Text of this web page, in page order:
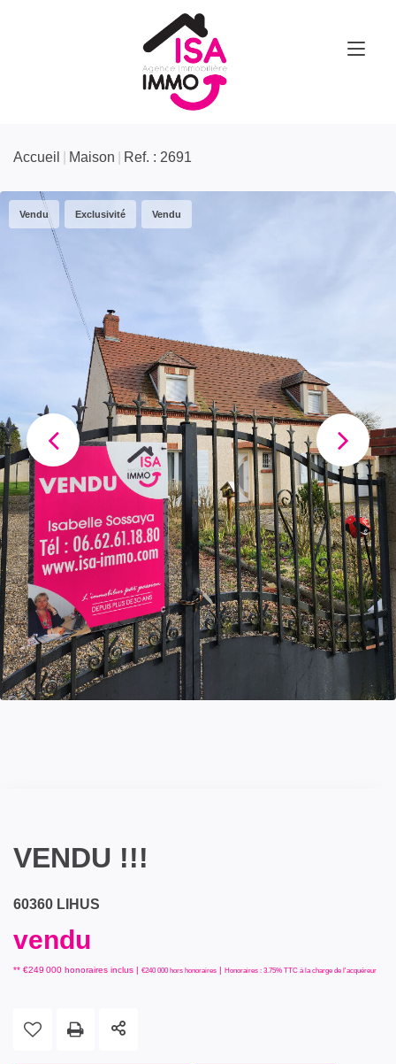
Accueil Maison Ref. : 2691
Vendu Exclusivité Vendu
VENDU !!!
60360 LIHUS
vendu
** €249 000 honoraires inclus | €240 000 hors honoraires | Honoraires : 3.75% TTC à la charge de l'acquéreur